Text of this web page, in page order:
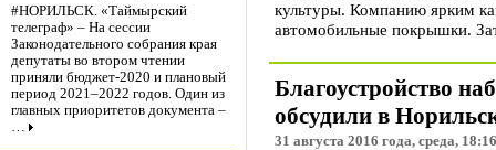
#НОРИЛЬСК. «Таймырский
телеграф» – На сессии
Законодательного собрания края
депутаты во втором чтении
приняли бюджет-2020 и плановый
период 2021–2022 годов. Один из
главных приоритетов документа –
…
культуры. Компанию ярким
автомобильные покрышки.
Благоустройство
обсудили в
31 августа 2016 года, среда, 18:16